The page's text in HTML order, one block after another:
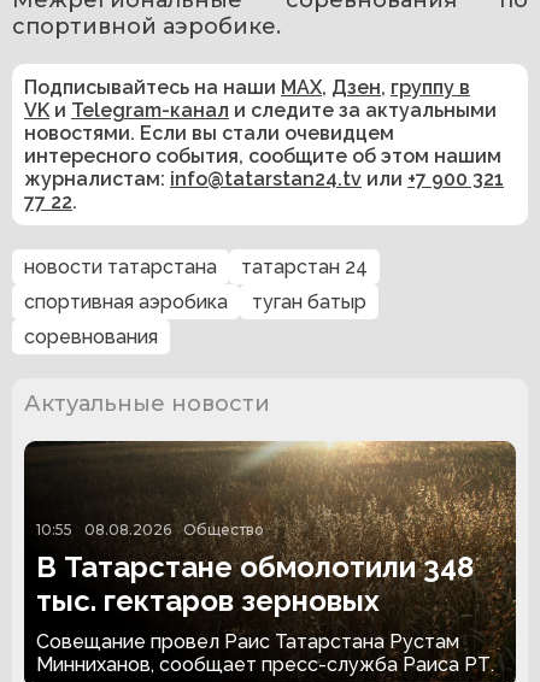
спортивной аэробике.
Подписывайтесь на наши MAX, Дзен, группу в
VK и Telegram-канал и следите за актуальными
новостями. Если вы стали очевидцем
интересного события, сообщите об этом нашим
журналистам: info@tatarstan24.tv или +7 900 321
77 22.
новости татарстана
татарстан 24
спортивная аэробика
туган батыр
соревнования
Актуальные новости
10:55 08.08.2026 Общество
В Татарстане обмолотили 348
тыс. гектаров зерновых
Совещание провел Раис Татарстана Рустам
Минниханов, сообщает пресс-служба Раиса РТ.